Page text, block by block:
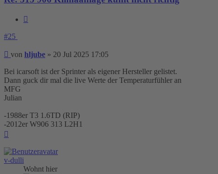
#25
Beitrag
von hljube » 20 Jul 2025 17:05
Bei icarsoft ist der Sprinter als eigener Hersteller gelistet.
Dann guck dir mal die live Werte der Temperaturfühler an
MFG
Julian
-1988er T3 1.6TD (RIP)
-2012er W906 313 L2H1
v-dulli
Wohnt hier